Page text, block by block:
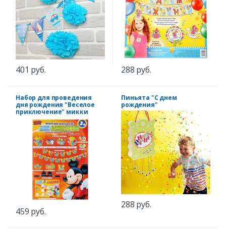
401 руб. 288 руб.
Набор для проведения
дня рождения "Веселое
приключение" микки
459 руб.
Пиньята "С днем
рождения"
288 руб.